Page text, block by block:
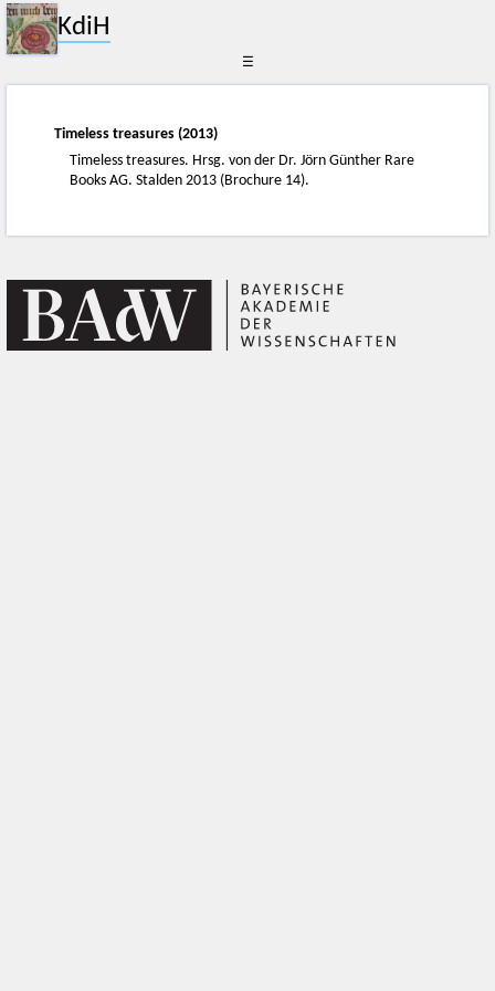
KdiH
☰
Timeless treasures (2013)
Timeless treasures. Hrsg. von der Dr. Jörn Günther Rare
Books AG. Stalden 2013 (Brochure 14).